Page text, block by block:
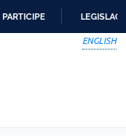
PARTICIPE
ENGLISH